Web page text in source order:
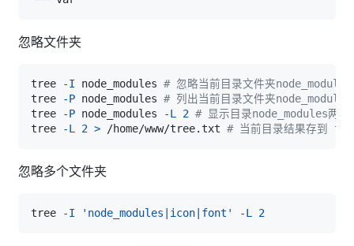
忽略文件夹
tree -I node_modules # 忽略当前目录文件夹node_modules
tree
-P node_modules # 列出当前目录文件夹node_modules
tree
-P node_modules -L 2 # 显示目录node_modules两层
tree
-L 2 > /home/www/tree.txt # 当前目录结果存到
忽略多个文件夹
tree -I 'node_modules|icon|font' -L 2